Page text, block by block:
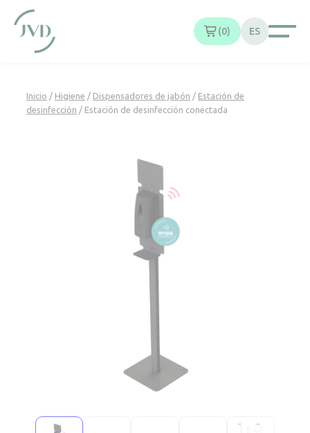
0 ES
Inicio / Higiene / Dispensadores de jabón / Estación de
desinfección / Estación de desinfección conectada
Panel de gestión de cookies